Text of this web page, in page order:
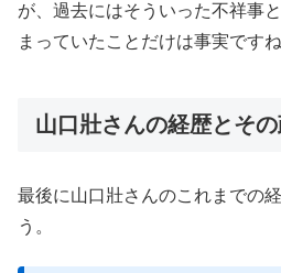
が、過去にはそういった不祥事
まっていたことだけは事実ですね
山口壯さんの経歴とそ
最後に山口壯さんのこれまでの
う。